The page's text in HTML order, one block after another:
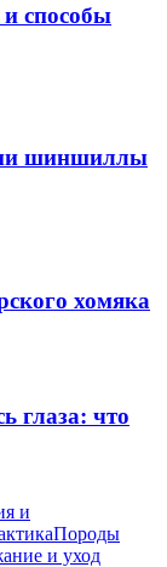
способы
шиншиллы
хомяка
глаза: что
и
Породы
и уход